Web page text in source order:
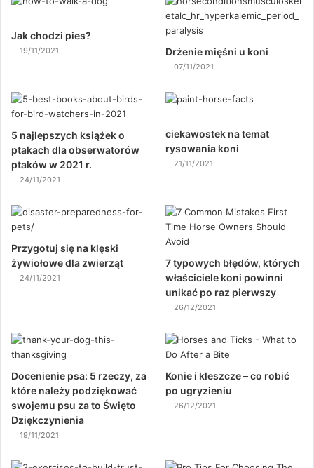
Jak chodzi pies?
19/11/2021 Drżenie mięśni u koni
07/11/2021
5 najlepszych książek o
ptakach dla obserwatorów
ptaków w 2021 r.
24/11/2021
ciekawostek na temat
rysowania koni
21/11/2021
Przygotuj się na klęski
żywiołowe dla zwierząt
24/11/2021
7 typowych błędów, których
właściciele koni powinni
unikać po raz pierwszy
26/12/2021
Docenienie psa: 5 rzeczy, za
które należy podziękować
swojemu psu za to Święto
Dziękczynienia
19/11/2021
Konie i kleszcze – co robić
po ugryzieniu
26/12/2021